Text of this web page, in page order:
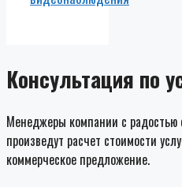
Консультация по
Менеджеры компании с радостью
произведут расчет стоимости
коммерческое предложение.